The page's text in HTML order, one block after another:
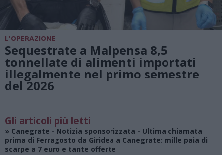
L'OPERAZIONE
Sequestrate a Malpensa 8,5
tonnellate di alimenti importati
illegalmente nel primo semestre
del 2026
Gli articoli più letti
» Canegrate - Notizia sponsorizzata - Ultima chiamata
prima di Ferragosto da Giridea a Canegrate: mille paia di
scarpe a 7 euro e tante offerte